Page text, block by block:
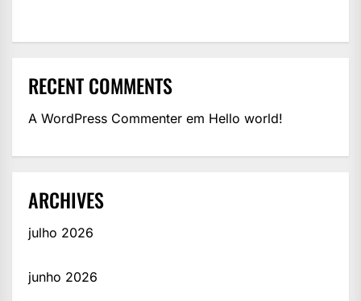
RECENT COMMENTS
A WordPress Commenter em Hello world!
ARCHIVES
julho 2026
junho 2026